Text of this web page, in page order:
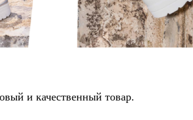
и качественный товар.